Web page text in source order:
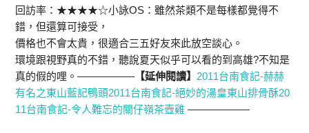
回訪率：★★★★☆小詠OS：雖然茶類不是每樣都覺得不
錯，但還算可接受，
價格也不會太貴，很適合三五好友來此放空談心。
環境跟視野真的不錯，聽說夏天似乎可以看的到高雄?不知是
真的假的哩。—————–【延伸閱讀】 2011台南食記-赫赫
有名之東山藍記鴨頭2011台南食記-絕妙的湯皇東山排骨酥20
11台南食記-令人難忘的關仔嶺茶壺雞——————